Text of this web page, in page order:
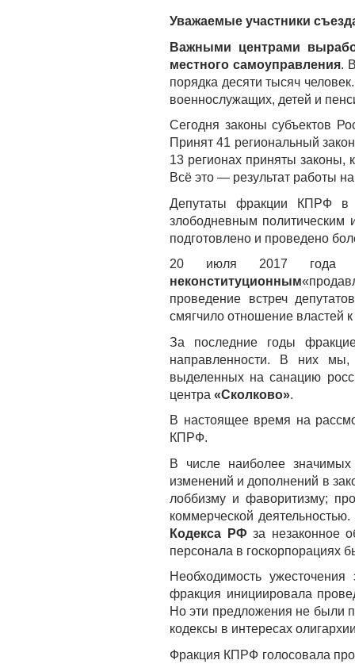
Уважаемые участники
Важными центрами
местного самоуправления.
порядка десяти тысяч
военнослужащих, детей и
Сегодня законы субъектов
Принят 41 региональный
13 регионах приняты законы,
Всё это — результат работы
Депутаты фракции КПРФ в
злободневным политическим
подготовлено и проведено
20 июля 2017
неконституционным
проведение встреч
смягчило отношение властей
За последние годы
направленности. В них мы,
выделенных на санацию
центра«Сколково».
В настоящее время на
КПРФ.
В числе наиболее
изменений и дополнений в
лоббизму и фаворитизму;
коммерческой
Кодекса РФ за незаконное
персонала в госкорпорациях
Необходимость
фракция инициировала
Но эти предложения не были
кодексы в интересах
Фракция КПРФ голосовала